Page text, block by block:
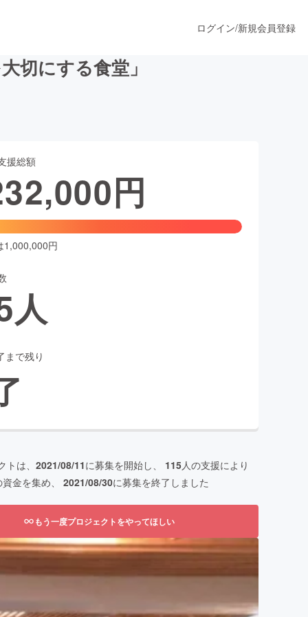
ファッション
ログイン/新規会員登録
切にする食堂」
援総額
円
1,000,000円
人
まで残り
は、 2021/08/11に募集を開始し、 115人の支援により
金を集め、 2021/08/30に募集を終了しました
もう一度プロジェクトをやってほしい